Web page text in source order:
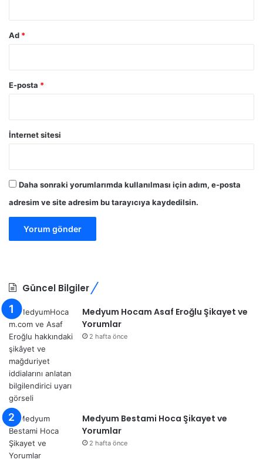
Ad *
E-posta *
İnternet sitesi
Daha sonraki yorumlarımda kullanılması için adım, e-posta
adresim ve site adresim bu tarayıcıya kaydedilsin.
Güncel Bilgiler
Medyum Hocam Asaf Eroğlu Şikayet ve
Yorumlar
2 hafta önce
Medyum Bestami Hoca Şikayet ve
Yorumlar
2 hafta önce